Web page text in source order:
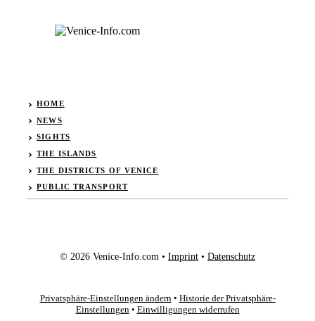
HOME
NEWS
SIGHTS
THE ISLANDS
THE DISTRICTS OF VENICE
PUBLIC TRANSPORT
© 2026 Venice-Info.com • Imprint • Datenschutz
Privatsphäre-Einstellungen ändern • Historie der Privatsphäre-
Einstellungen • Einwilligungen widerrufen